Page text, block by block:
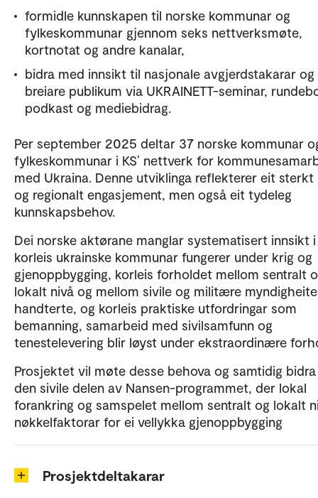
formidle kunnskapen til norske kommunar og
fylkeskommunar gjennom seks nettverksmøte,
kortnotat og andre kanalar,
bidra med innsikt til nasjonale avgjerdstakarar
breiare publikum via UKRAINETT-seminar,
podkast og mediebidrag.
Per september 2025 deltar 37 norske kommunar
fylkeskommunar i KS’ nettverk for
med Ukraina. Denne utviklinga reflekterer eit
og regionalt engasjement, men også eit tydeleg
kunnskapsbehov.
Dei norske aktørane manglar systematisert innsikt i
korleis ukrainske kommunar fungerer under krig og
gjenoppbygging, korleis forholdet mellom sentralt
lokalt nivå og mellom sivile og militære
handterte, og korleis praktiske utfordringar som
bemanning, samarbeid med sivilsamfunn og
tenestelevering blir løyst under ekstraordinære
Prosjektet vil møte desse behova og samtidig
den sivile delen av Nansen-programmet, der lokal
forankring og samspelet mellom sentralt og lokalt
nøkkelfaktorar for ei vellykka gjenoppbygging
Prosjektdeltakarar